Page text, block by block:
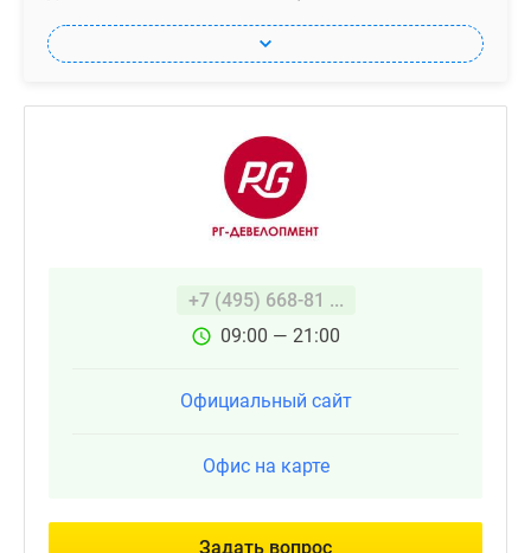
+7 (495) 668-81 ...
09:00 — 21:00
Официальный сайт
Офис на карте
Задать вопрос